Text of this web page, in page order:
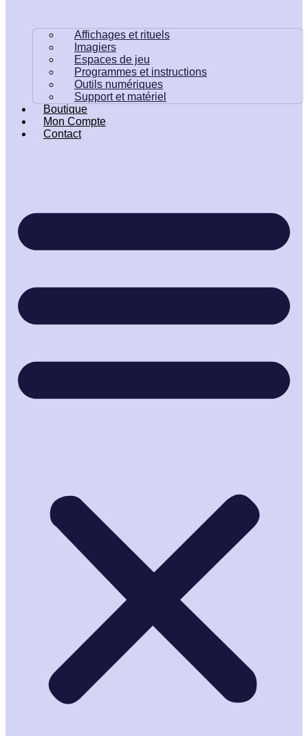
Affichages et rituels
Imagiers
Espaces de jeu
Programmes et instructions
Outils numériques
Support et matériel
Boutique
Mon Compte
Contact